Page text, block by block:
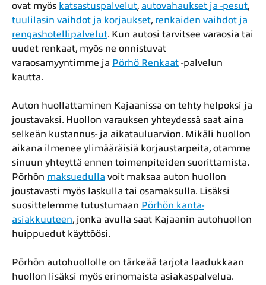
ovat myös katsastuspalvelut, autovahaukset ja -pesut,
tuulilasin vaihdot ja korjaukset, renkaiden vaihdot ja
rengashotellipalvelut. Kun autosi tarvitsee varaosia tai
uudet renkaat, myös ne onnistuvat
varaosamyyntimme ja Pörhö Renkaat -palvelun
kautta.
Auton huollattaminen Kajaanissa on tehty helpoksi ja
joustavaksi. Huollon varauksen yhteydessä saat aina
selkeän kustannus- ja aikatauluarvion. Mikäli huollon
aikana ilmenee ylimääräisiä korjaustarpeita, otamme
sinuun yhteyttä ennen toimenpiteiden suorittamista.
Pörhön maksuedulla voit maksaa auton huollon
joustavasti myös laskulla tai osamaksulla. Lisäksi
suosittelemme tutustumaan Pörhön kanta-
asiakkuuteen, jonka avulla saat Kajaanin autohuollon
huippuedut käyttöösi.
Pörhön autohuollolle on tärkeää tarjota laadukkaan
huollon lisäksi myös erinomaista asiakaspalvelua.